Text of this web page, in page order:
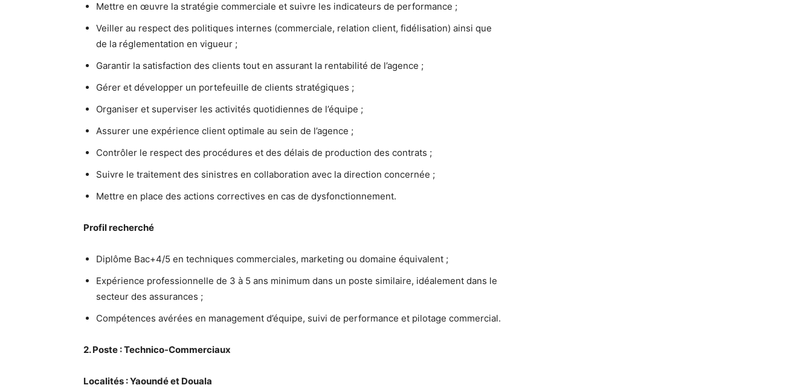
Mettre en œuvre la stratégie commerciale et suivre les indicateurs de performance ;
Veiller au respect des politiques internes (commerciale, relation client, fidélisation) ainsi que
de la réglementation en vigueur ;
Garantir la satisfaction des clients tout en assurant la rentabilité de l’agence ;
Gérer et développer un portefeuille de clients stratégiques ;
Organiser et superviser les activités quotidiennes de l’équipe ;
Assurer une expérience client optimale au sein de l’agence ;
Contrôler le respect des procédures et des délais de production des contrats ;
Suivre le traitement des sinistres en collaboration avec la direction concernée ;
Mettre en place des actions correctives en cas de dysfonctionnement.
Profil recherché
Diplôme Bac+4/5 en techniques commerciales, marketing ou domaine équivalent ;
Expérience professionnelle de 3 à 5 ans minimum dans un poste similaire, idéalement dans le
secteur des assurances ;
Compétences avérées en management d’équipe, suivi de performance et pilotage commercial.
2. Poste : Technico-Commerciaux
Localités : Yaoundé et Douala